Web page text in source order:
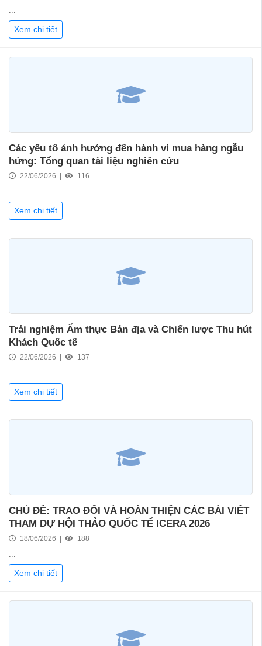
...
Xem chi tiết
Các yếu tố ảnh hưởng đến hành vi mua hàng ngẫu
hứng: Tổng quan tài liệu nghiên cứu
22/06/2026 | 116
...
Xem chi tiết
Trải nghiệm Ẩm thực Bản địa và Chiến lược Thu hút
Khách Quốc tế
22/06/2026 | 137
...
Xem chi tiết
CHỦ ĐỀ: TRAO ĐỔI VÀ HOÀN THIỆN CÁC BÀI VIẾT
THAM DỰ HỘI THẢO QUỐC TẾ ICERA 2026
18/06/2026 | 188
...
Xem chi tiết